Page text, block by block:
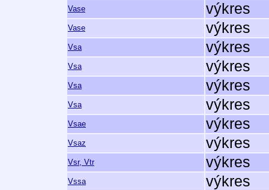
Vase výkres
Vase výkres
Vsa výkres
Vsa výkres
Vsa výkres
Vsa výkres
Vsae výkres
Vsaz výkres
Vsr, Vtr výkres
Vssa výkres